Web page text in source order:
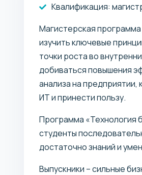
Квалификация:
Магистерская
изучить ключевые
точки роста во
добиваться повышения
анализа на
ИТ и принести пользу.
Программа «Технология
студенты
достаточно знаний и
Выпускники – сильные